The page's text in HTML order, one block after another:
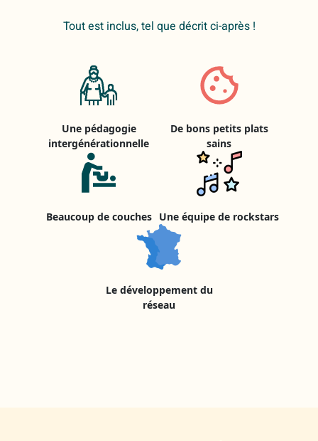
Tout est inclus, tel que décrit ci-après !
Une pédagogie
intergénérationnelle
De bons petits plats
sains
Beaucoup de couches Une équipe de rockstars
Le développement du
réseau